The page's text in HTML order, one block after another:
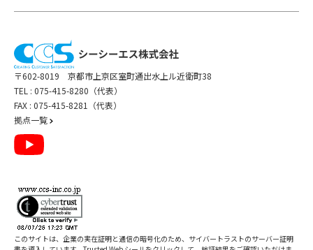
〒602-8019 京都市上京区室町通出水上ル近衛町38
TEL : 075-415-8280（代表）
FAX : 075-415-8281（代表）
拠点一覧
このサイトは、企業の実在証明と通信の暗号化のため、サイバートラストのサーバー証明